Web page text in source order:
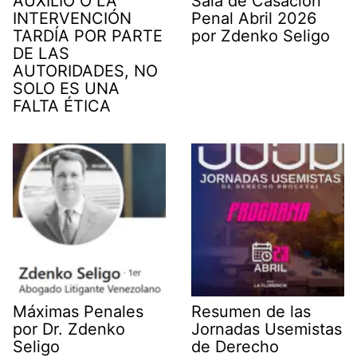
INTERVENCIÓN
TARDÍA POR PARTE
DE LAS
AUTORIDADES, NO
SOLO ES UNA
FALTA ÉTICA
Penal Abril 2026
por Zdenko Seligo
Máximas Penales
por Dr. Zdenko
Seligo
Resumen de las
Jornadas Usemistas
de Derecho